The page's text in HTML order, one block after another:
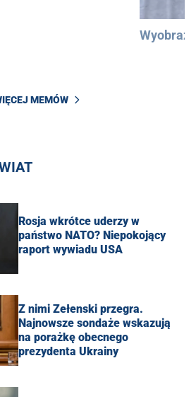
MEMÓW
Rosja wkrótce uderzy w
państwo NATO? Niepokojący
raport wywiadu USA
Z nimi Zełenski przegra.
Najnowsze sondaże wskazują
na porażkę obecnego
prezydenta Ukrainy